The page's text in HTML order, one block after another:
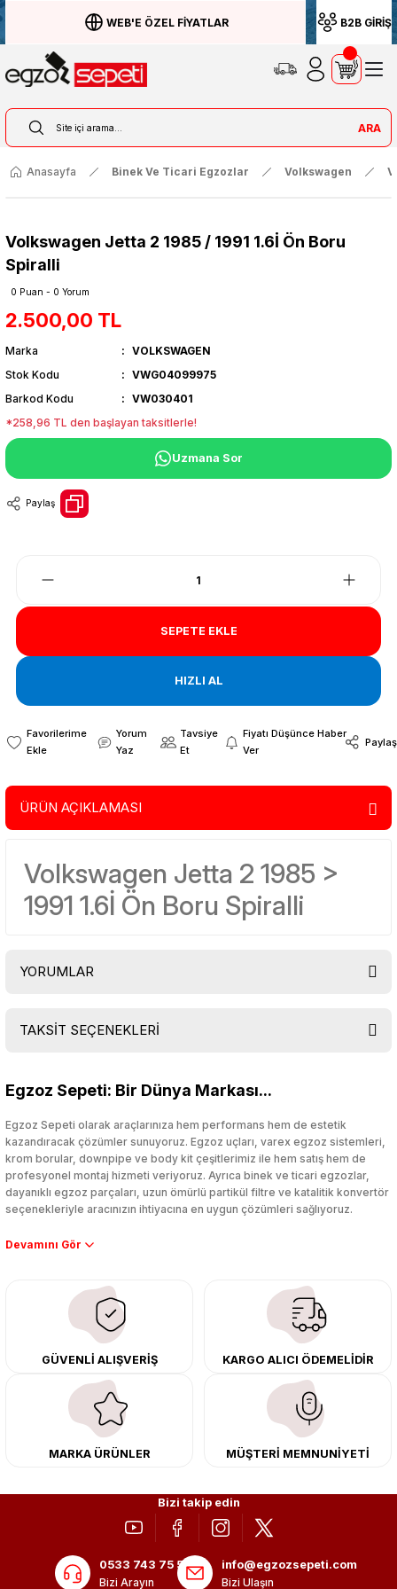
WEB'E ÖZEL FİYATLAR B2B GİRİŞ
ARA
Anasayfa Binek Ve Ticari Egzozlar Volkswagen
Volkswagen Jetta 2 1985 / 1991 1.6İ Ön Boru
Spiralli
0 Puan - 0 Yorum
2.500,00 TL
Marka
VOLKSWAGEN
Stok Kodu
VWG04099975
Barkod Kodu
VW030401
*258,96 TL den başlayan taksitlerle!
Uzmana Sor
Paylaş
SEPETE EKLE
HIZLI AL
Yorum
Yaz
Tavsiye
Et
Fiyatı Düşünce Haber
Ver
Paylaş
ÜRÜN AÇIKLAMASI
Volkswagen Jetta 2 1985 >
1991 1.6İ Ön Boru Spiralli
YORUMLAR
TAKSİT SEÇENEKLERİ
Egzoz Sepeti: Bir Dünya Markası...
Egzoz Sepeti olarak araçlarınıza hem performans hem de estetik
kazandıracak çözümler sunuyoruz. Egzoz uçları, varex egzoz sistemleri,
krom borular, downpipe ve body kit çeşitlerimiz ile hem satış hem de
profesyonel montaj hizmeti veriyoruz. Ayrıca binek ve ticari egzozlar,
dayanıklı egzoz parçaları, uzun ömürlü partikül filtre ve katalitik konvertör
seçenekleriyle aracınızın ihtiyacına en uygun çözümleri sağlıyoruz.
Performans artışı isteyen sürücüler için özel performans egzozları ve
çıkma orijinal ürünler ile yenileyebilir, body kit uygulamalarıyla aracınızın
tasarımını ve aerodinamisini üst seviyeye taşıyabilirsiniz.
Tüm ürünlerimiz orijinal, dayanıklı ve uzun ömürlüdür. İstanbul’daki montaj
merkezimizde profesyonel montaj yapıyor, Türkiye’nin her yerine güvenli
kargo ile teslimat gerçekleştiriyoruz. Aracınıza değer katmak için doğru
adres: Egzoz Sepeti.
GÜVENLİ ALIŞVERİŞ KARGO ALICI ÖDEMELİDİR
MARKA ÜRÜNLER MÜŞTERİ MEMNUNİYETİ
Bizi takip edin
0533 743 75 56
Bizi Arayın
info@egzozsepeti.com
Bizi Ulaşın